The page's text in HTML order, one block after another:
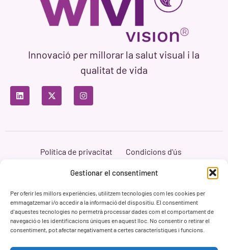
Gestionar el consentiment
Per oferir les millors experiències, utilitzem tecnologies com les cookies per
emmagatzemar i/o accedir a la informació del dispositiu. El consentiment
d'aquestes tecnologies no permetrà processar dades com el comportament de
navegació o les identificacions úniques en aquest lloc. No consentir o retirar el
consentiment, pot afectar negativament a certes característiques i funcions.
Innovació per millorar la salut visual i la
qualitat de vida
Política de privacitat
Condicions d'ús
Branding i Web ASH Proyectos Creativos